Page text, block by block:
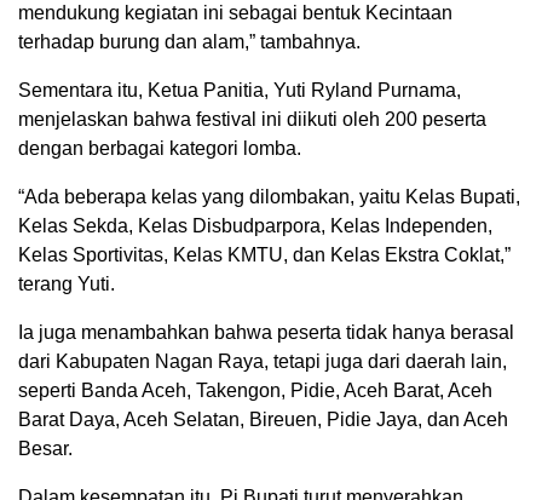
mendukung kegiatan ini sebagai bentuk Kecintaan
terhadap burung dan alam,” tambahnya.
Sementara itu, Ketua Panitia, Yuti Ryland Purnama,
menjelaskan bahwa festival ini diikuti oleh 200 peserta
dengan berbagai kategori lomba.
“Ada beberapa kelas yang dilombakan, yaitu Kelas Bupati,
Kelas Sekda, Kelas Disbudparpora, Kelas Independen,
Kelas Sportivitas, Kelas KMTU, dan Kelas Ekstra Coklat,”
terang Yuti.
Ia juga menambahkan bahwa peserta tidak hanya berasal
dari Kabupaten Nagan Raya, tetapi juga dari daerah lain,
seperti Banda Aceh, Takengon, Pidie, Aceh Barat, Aceh
Barat Daya, Aceh Selatan, Bireuen, Pidie Jaya, dan Aceh
Besar.